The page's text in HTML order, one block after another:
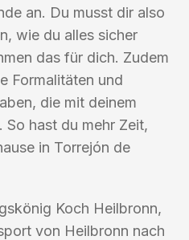
an. Du musst dir also
wie du alles sicher
das für dich. Zudem
Formalitäten und
die mit deinem
So hast du mehr Zeit,
in Torrejón de
Koch Heilbronn,
von Heilbronn nach